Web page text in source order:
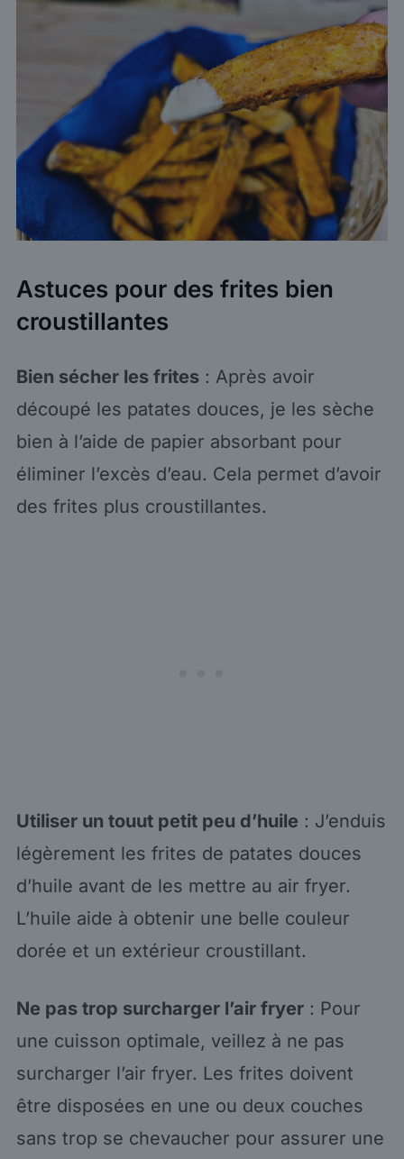
Astuces pour des frites bien
croustillantes
Bien sécher les frites: Après avoir
découpé les patates douces, je les sèche
bien à l’aide de papier absorbant pour
éliminer l’excès d’eau. Cela permet d’avoir
des frites plus croustillantes.
Utiliser un touut petit peu d’huile : J’enduis
légèrement les frites de patates douces
d’huile avant de les mettre au air fryer.
L’huile aide à obtenir une belle couleur
dorée et un extérieur croustillant.
Ne pas trop surcharger l’air fryer: Pour
une cuisson optimale, veillez à ne pas
surcharger l’air fryer. Les frites doivent
être disposées en une ou deux couches
sans trop se chevaucher pour assurer une